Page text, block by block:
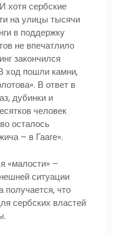
хотя сербские
на улицы тысячи
в поддержку
не впечатлило
закончился
ход пошли камни,
В ответ в
дубинки и
человек
осталось
– в Гааге».
«малости» –
ситуации
получается, что
сербских властей